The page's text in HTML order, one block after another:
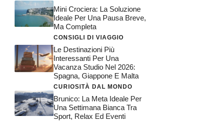
Mini Crociera: La Soluzione
Ideale Per Una Pausa Breve,
Ma Completa
CONSIGLI DI VIAGGIO
Le Destinazioni Più
Interessanti Per Una
Vacanza Studio Nel 2026:
Spagna, Giappone E Malta
CURIOSITÀ DAL MONDO
Brunico: La Meta Ideale Per
Una Settimana Bianca Tra
Sport, Relax Ed Eventi